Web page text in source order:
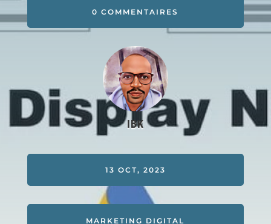
0 COMMENTAIRES
IBK
13 OCT, 2023
MARKETING DIGITAL